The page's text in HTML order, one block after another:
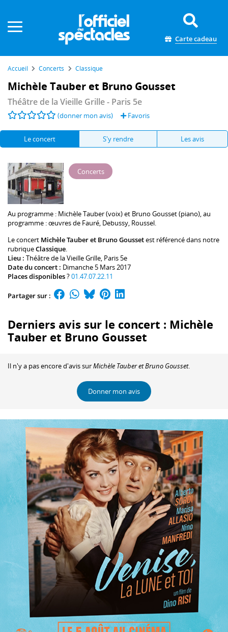
Carte cadeau
Accueil Concerts Classique
Michèle Tauber et Bruno Gousset
Théâtre de la Vieille Grille- Paris 5e
(donner mon avis) Favoris
Le concert S'y rendre Les avis
Concerts
Au programme : Michèle Tauber(voix) et Bruno Gousset(piano), au
programme : œuvres de Fauré, Debussy, Roussel.
Le concert Michèle Tauber et Bruno Goussetest référencé dans notre
rubriqueClassique.
Lieu : Théâtre de la Vieille Grille, Paris 5e
Date du concert : Dimanche 5 Mars 2017
Places disponibles?01.47.07.22.11
Partager sur :
Derniers avis sur le concert : Michèle
Tauber et Bruno Gousset
Il n'y a pas encore d'avis surMichèle Tauber et Bruno Gousset.
Donner mon avis